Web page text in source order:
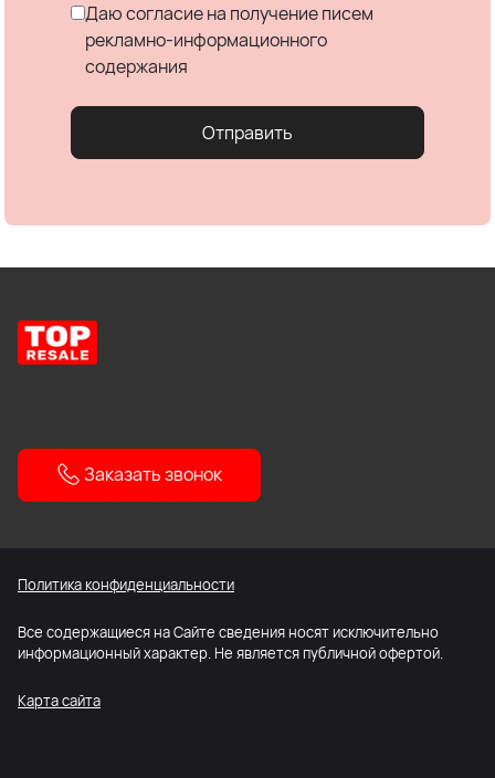
Даю согласие на получение писем
рекламно-информационного
содержания
Отправить
Заказать звонок
Политика конфиденциальности
Все содержащиеся на Сайте сведения носят исключительно
информационный характер. Не является публичной офертой.
Карта сайта